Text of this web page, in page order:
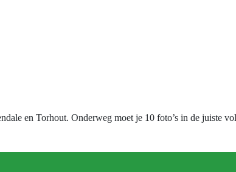
en Torhout. Onderweg moet je 10 foto’s in de juiste